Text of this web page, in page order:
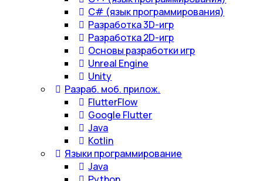
С# (язык программирования)
Разработка 3D-игр
Разработка 2D-игр
Основы разработки игр
Unreal Engine
Unity
Разраб. моб. прилож.
FlutterFlow
Google Flutter
Java
Kotlin
Языки программирование
Java